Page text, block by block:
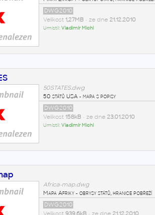
DWG2010
Velikost 1,27MB• ze dne 21.12.2010
Umístil:Vladimír Michl
50STATES.dwg
50 států USA - mapa s popisy
DWG2010
Velikost 158kB• ze dne 23.01.2010
Umístil:Vladimír Michl
Africa-map.dwg
Mapa Afriky - obrysy států, hranice pobřeží
DWG2010